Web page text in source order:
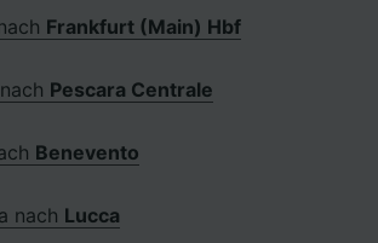
Frankfurt (Main) Hbf
Pescara Centrale
Benevento
nach Lucca